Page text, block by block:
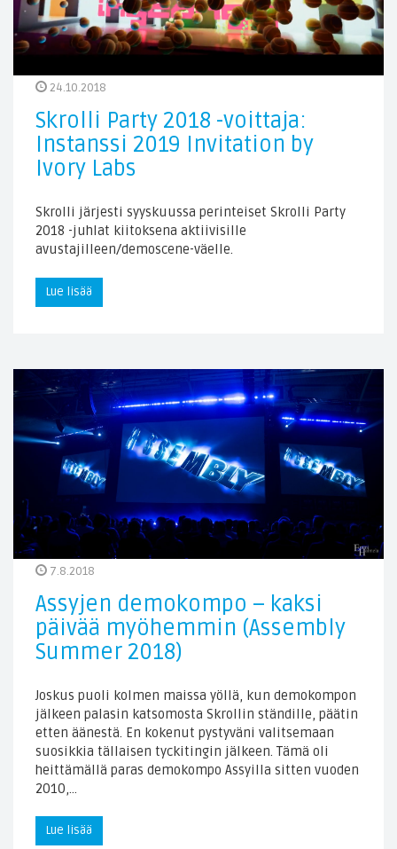
24.10.2018
Skrolli Party 2018 -voittaja:
Instanssi 2019 Invitation by
Ivory Labs
Skrolli järjesti syyskuussa perinteiset Skrolli Party
2018 -juhlat kiitoksena aktiivisille
avustajilleen/demoscene-väelle.
Lue lisää
7.8.2018
Assyjen demokompo – kaksi
päivää myöhemmin (Assembly
Summer 2018)
Joskus puoli kolmen maissa yöllä, kun demokompon
jälkeen palasin katsomosta Skrollin ständille, päätin
etten äänestä. En kokenut pystyväni valitsemaan
suosikkia tällaisen tyckitingin jälkeen. Tämä oli
heittämällä paras demokompo Assyilla sitten vuoden
2010,…
Lue lisää